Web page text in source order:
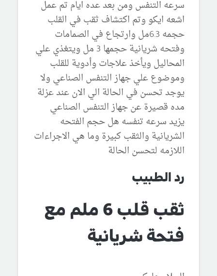
سرعه التنفس ومن بعد عده ايام تم عمل
اشعه ايكو وتم اكتشاف ثقب في القلب
حجمه 6.3مل وارتجاع في الصمامات
وفتحه شريانية حجمها 3 مل ويتغذي علي
المحاليل ويأخذ علاجات وأدوية للقلب
وموضوع علي جهاز التنفس الصناعي ولا
يوجد تحسن في الحالة الي الان عند عزلة
مده قصيرة عن جهاز التنفس الصناعي
يزيد سرعه تنفسه هل حجم الفتحه
الشريانية والثقب كبيرة وما هي الاجراءات
اللازمه لتحسن الحالة
رد الطبيب
ثقب قلب 6 ملم مع
فتحة شريانية